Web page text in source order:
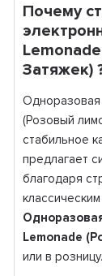
Почему
Затяжек)
Одноразовая
(Розовый
стабильное
предлагает
благодаря
Lemonade
или в розницу.